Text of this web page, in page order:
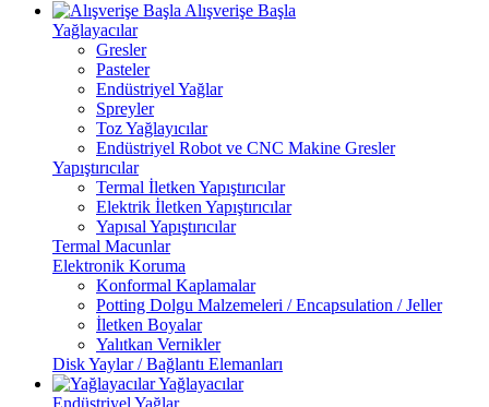
Alışverişe Başla
Yağlayacılar
Gresler
Pasteler
Endüstriyel Yağlar
Spreyler
Toz Yağlayıcılar
Endüstriyel Robot ve CNC Makine Gresler
Yapıştırıcılar
Termal İletken Yapıştırıcılar
Elektrik İletken Yapıştırıcılar
Yapısal Yapıştırıcılar
Termal Macunlar
Elektronik Koruma
Konformal Kaplamalar
Potting Dolgu Malzemeleri / Encapsulation / Jeller
İletken Boyalar
Yalıtkan Vernikler
Disk Yaylar / Bağlantı Elemanları
Yağlayacılar
Endüstriyel Yağlar